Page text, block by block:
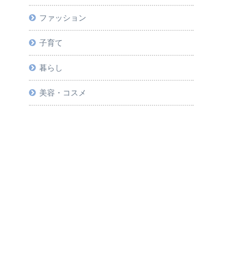
ファッション
子育て
暮らし
美容・コスメ